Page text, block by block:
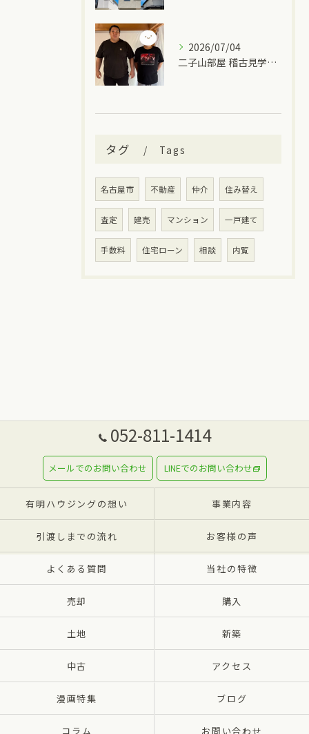
2026/07/04
二子山部屋 稽古見学＆ちゃんこ🍲
タグ Tags
名古屋市 不動産 仲介 住み替え
査定 建売 マンション 一戸建て
手数料 住宅ローン 相談 内覧
052-811-1414
メールでのお問い合わせ LINEでのお問い合わせ
有明ハウジングの想い 事業内容
引渡しまでの流れ お客様の声
よくある質問 当社の特徴
売却 購入
土地 新築
中古 アクセス
漫画特集 ブログ
コラム お問い合わせ